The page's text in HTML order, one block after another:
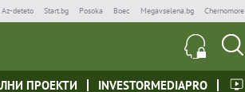
Az-deteto Start.bg Posoka Boec Megavselena.bg Chernomore
ПРОЕКТИ INVESTORMEDIAPRO